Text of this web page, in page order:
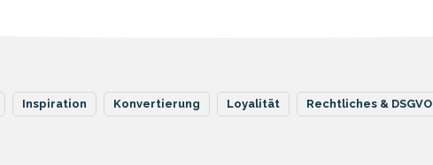
Inspiration Konvertierung Loyalität Rechtliches & DSGVO